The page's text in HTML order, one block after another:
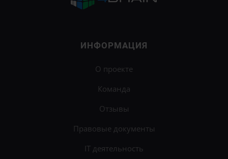
ИНФОРМАЦИЯ
О проекте
Команда
Отзывы
Правовые документы
IT деятельность